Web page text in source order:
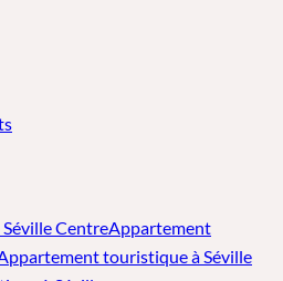
CentreAppartement
touristique à Séville